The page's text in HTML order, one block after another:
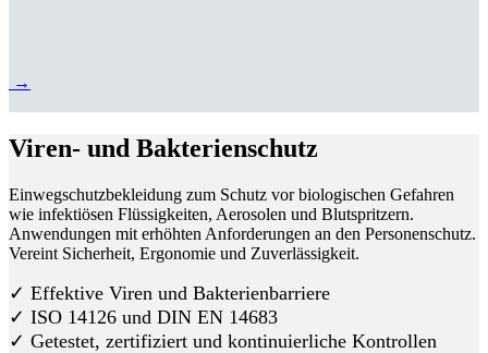
→
Viren- und Bakterienschutz
Einwegschutzbekleidung zum Schutz vor biologischen Gefahren
wie infektiösen Flüssigkeiten, Aerosolen und Blutspritzern.
Anwendungen mit erhöhten Anforderungen an den Personenschutz.
Vereint Sicherheit, Ergonomie und Zuverlässigkeit.
✓ Effektive Viren und Bakterienbarriere
✓ ISO 14126 und DIN EN 14683
✓ Getestet, zertifiziert und kontinuierliche Kontrollen